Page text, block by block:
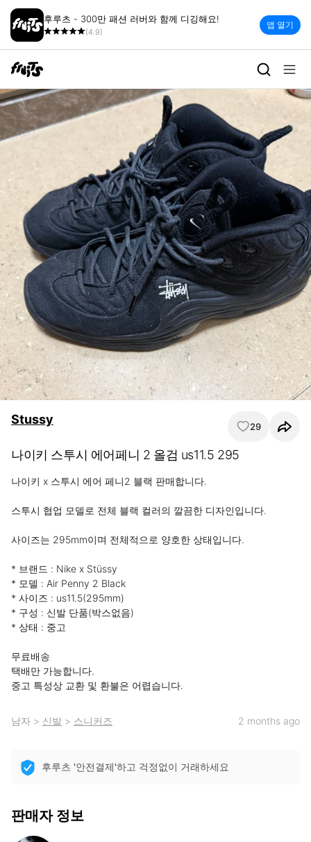
후루츠 - 300만 패션 러버와 함께 디깅해요!
(4.9)
앱 열기
Stussy 29
나이키 스투시 에어페니 2 올검 us11.5 295
나이키 x 스투시 에어 페니2 블랙 판매합니다.
스투시 협업 모델로 전체 블랙 컬러의 깔끔한 디자인입니다.
사이즈는 295mm이며 전체적으로 양호한 상태입니다.
* 브랜드 : Nike x Stüssy
* 모델 : Air Penny 2 Black
* 사이즈 : us11.5(295mm)
* 구성 : 신발 단품(박스없음)
* 상태 : 중고
무료배송
택배만 가능합니다.
중고 특성상 교환 및 환불은 어렵습니다.
남자 > 신발 > 스니커즈 2 months ago
후루츠 '안전결제'하고 걱정없이 거래하세요
판매자 정보